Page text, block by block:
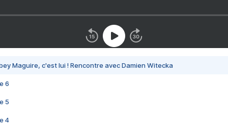
Maguire, c'est lui ! Rencontre avec Damien Witecka
6
5
4